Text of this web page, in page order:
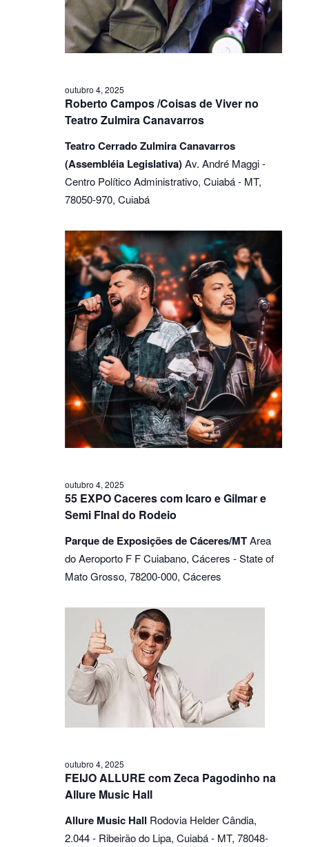
Eventos
Roberto Campos /Coisas de Viver no
Teatro Zulmira Canavarros
outubro 4, 2025
Teatro Cerrado Zulmira Canavarros
(Assembléia Legislativa)Av. André Maggi -
Centro Político Administrativo, Cuiabá - MT,
78050-970, Cuiabá
55 EXPO Caceres com Icaro e Gilmar e
Semi FInal do Rodeio
outubro 4, 2025
Parque de Exposições de Cáceres/MTArea
do Aeroporto F F Cuiabano, Cáceres - State of
Mato Grosso, 78200-000, Cáceres
FEIJO ALLURE com Zeca Pagodinho na
Allure Music Hall
outubro 4, 2025
Allure Music Hall Rodovia Helder Cândia,
2.044 - Ribeirão do Lipa, Cuiabá - MT, 78048-